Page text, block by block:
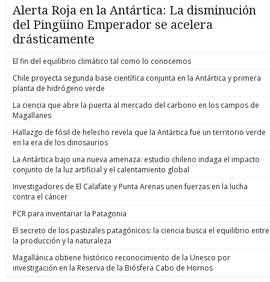
Alerta Roja en la Antártica: La disminución
del Pingüino Emperador se acelera
drásticamente
El fin del equilibrio climático tal como lo conocemos
Chile proyecta segunda base científica conjunta en la Antártica y primera
planta de hidrógeno verde
La ciencia que abre la puerta al mercado del carbono en los campos de
Magallanes
Hallazgo de fósil de helecho revela que la Antártica fue un territorio verde
en la era de los dinosaurios
La Antártica bajo una nueva amenaza: estudio chileno indaga el impacto
conjunto de la luz artificial y el calentamiento global
Investigadores de El Calafate y Punta Arenas unen fuerzas en la lucha
contra el cáncer
PCR para inventariar la Patagonia
El secreto de los pastizales patagónicos: la ciencia busca el equilibrio entre
la producción y la naturaleza
Magallánica obtiene histórico reconocimiento de la Unesco por
investigación en la Reserva de la Biósfera Cabo de Hornos